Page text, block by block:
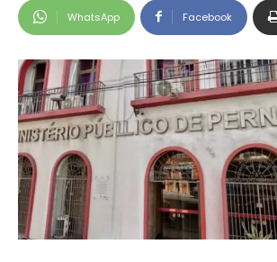
WhatsApp Facebook